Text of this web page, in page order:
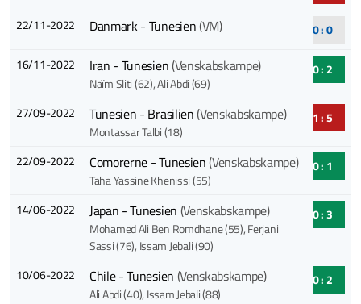
22/11-2022 Danmark - Tunesien(VM) 0 : 0
16/11-2022 Iran - Tunesien(Venskabskampe)
Naïm Sliti (62), Ali Abdi (69)
0 : 2
27/09-2022 Tunesien - Brasilien(Venskabskampe)
Montassar Talbi (18)
1 : 5
22/09-2022 Comorerne - Tunesien(Venskabskampe)
Taha Yassine Khenissi (55)
0 : 1
14/06-2022 Japan - Tunesien (Venskabskampe)
Mohamed Ali Ben Romdhane (55), Ferjani
Sassi (76), Issam Jebali (90)
0 : 3
10/06-2022 Chile - Tunesien (Venskabskampe)
Ali Abdi (40), Issam Jebali (88)
0 : 2